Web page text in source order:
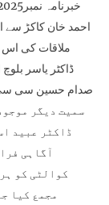
احمد خان کاکڑ سے
ملاقات کی اس
ڈاکٹر عبید
آگاہی
کوالٹی کو
مجمع کیا